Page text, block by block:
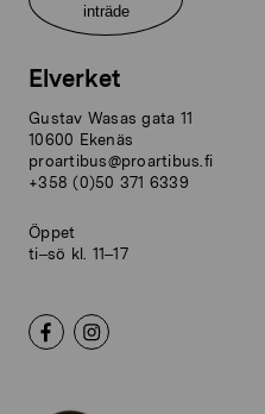
inträde
Elverket
Gustav Wasas gata 11
10600 Ekenäs
proartibus@proartibus.fi
+358 (0)50 371 6339
Öppet
ti–sö kl. 11–17